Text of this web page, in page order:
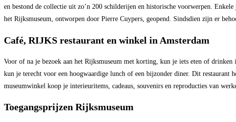
en bestond de collectie uit zo’n 200 schilderijen en historische voorwerpen.
het Rijksmuseum, ontworpen door Pierre Cuypers, geopend. Sindsdien zijn er
Café, RIJKS restaurant en winkel in Amsterdam
Voor of na je bezoek aan het Rijksmuseum met korting, kun je iets eten of
kun je terecht voor een hoogwaardige lunch of een bijzonder diner. Dit restaurant
museumwinkel koop je interieuritems, cadeaus, souvenirs en reproducties van
Toegangsprijzen Rijksmuseum